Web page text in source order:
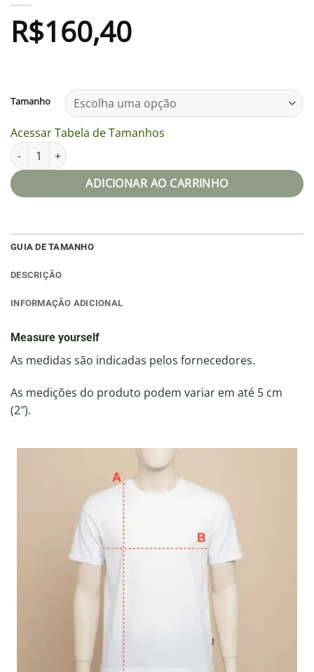
R$160,40
Tamanho
Acessar Tabela de Tamanhos
Camiseta unissex quantidade
ADICIONAR AO CARRINHO
GUIA DE TAMANHO
DESCRIÇÃO
INFORMAÇÃO ADICIONAL
Measure yourself
As medidas são indicadas pelos fornecedores.
As medições do produto podem variar em até 5 cm
(2″).